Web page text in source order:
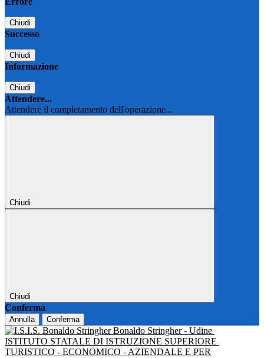
Chiudi
Successo
Chiudi
Informazione
Chiudi
Attendere...
Attendere il completamento dell'operazione...
Chiudi
Chiudi
Conferma
Annulla Conferma
Bonaldo Stringher - Udine
ISTITUTO STATALE DI ISTRUZIONE SUPERIORE
TURISTICO - ECONOMICO - AZIENDALE E PER